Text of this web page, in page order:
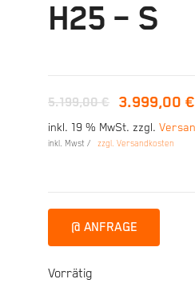
H25 – S
5.199,00€
Ursprünglicher
Preis
3.999,00€
Aktueller
Preis
inkl. 19 % MwSt. zzgl.
inkl. Mwst / zzgl. Versandkosten
@ ANFRAGE
Vorrätig